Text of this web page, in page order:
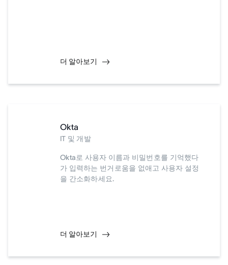
더 알아보기
Okta
IT 및 개발
Okta로 사용자 이름과 비밀번호를 기억했다
가 입력하는 번거로움을 없애고 사용자 설정
을 간소화하세요.
더 알아보기